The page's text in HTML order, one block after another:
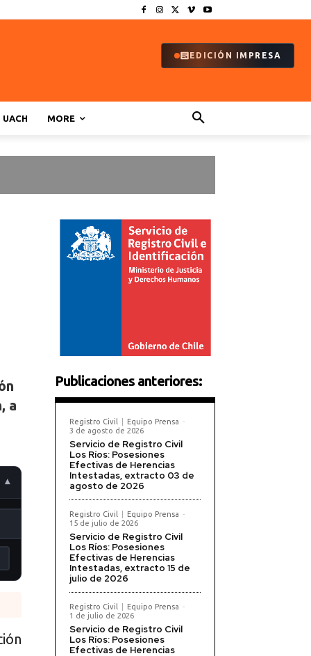
EDICIÓN IMPRESA
UACH MORE
a
Publicaciones anteriores:
Registro Civil Equipo Prensa -
3 de agosto de 2026
Servicio de Registro Civil
Los Ríos: Posesiones
Efectivas de Herencias
Intestadas, extracto 03 de
agosto de 2026
Registro Civil Equipo Prensa -
15 de julio de 2026
Servicio de Registro Civil
Los Ríos: Posesiones
Efectivas de Herencias
Intestadas, extracto 15 de
julio de 2026
Registro Civil Equipo Prensa -
1 de julio de 2026
Servicio de Registro Civil
Los Ríos: Posesiones
Efectivas de Herencias